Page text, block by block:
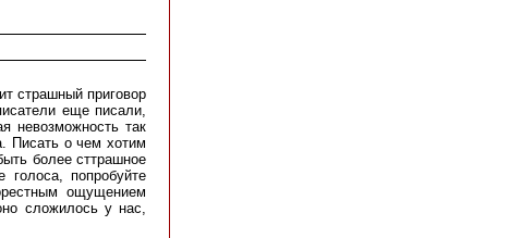
страшный приговор
еще писали,
невозможность так
Писать о чем хотим
более сттрашное
попробуйте
ощущением
сложилось у нас,